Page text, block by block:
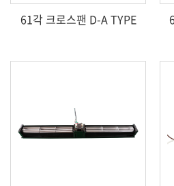
61각 크로스팬 D-A TYPE